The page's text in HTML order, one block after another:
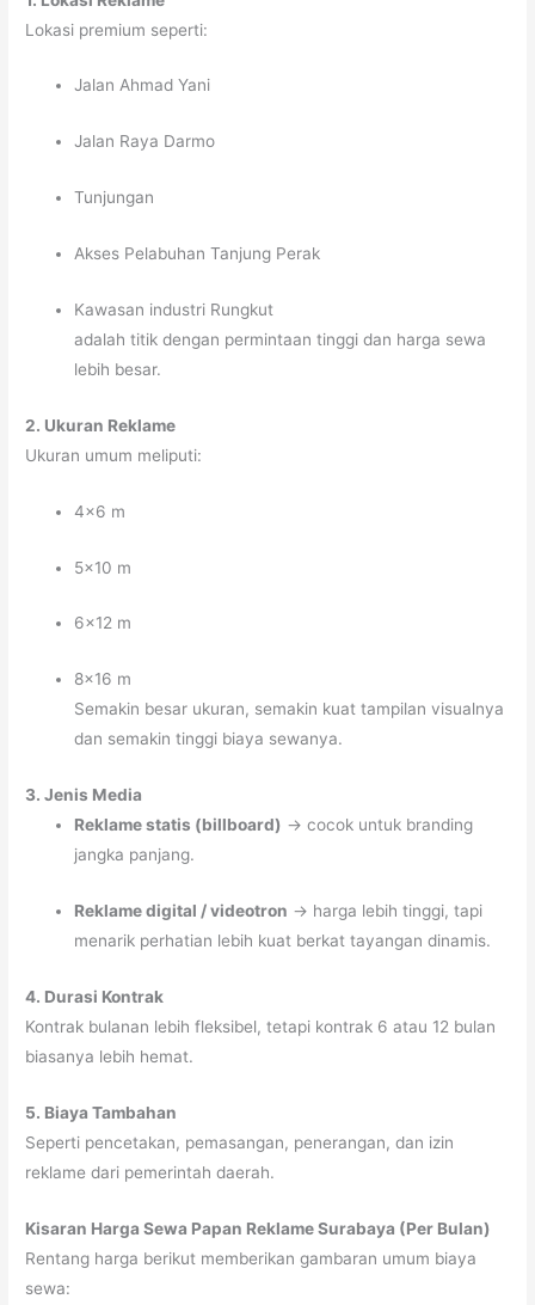
Lokasi premium seperti:
Jalan Ahmad Yani
Jalan Raya Darmo
Tunjungan
Akses Pelabuhan Tanjung Perak
Kawasan industri Rungkut
adalah titik dengan permintaan tinggi dan harga sewa
lebih besar.
2. Ukuran Reklame
Ukuran umum meliputi:
4×6 m
5×10 m
6×12 m
8×16 m
Semakin besar ukuran, semakin kuat tampilan visualnya
dan semakin tinggi biaya sewanya.
3. Jenis Media
Reklame statis (billboard) → cocok untuk branding
jangka panjang.
Reklame digital / videotron → harga lebih tinggi, tapi
menarik perhatian lebih kuat berkat tayangan dinamis.
4. Durasi Kontrak
Kontrak bulanan lebih fleksibel, tetapi kontrak 6 atau 12 bulan
biasanya lebih hemat.
5. Biaya Tambahan
Seperti pencetakan, pemasangan, penerangan, dan izin
reklame dari pemerintah daerah.
Kisaran Harga Sewa Papan Reklame Surabaya (Per Bulan)
Rentang harga berikut memberikan gambaran umum biaya
sewa: